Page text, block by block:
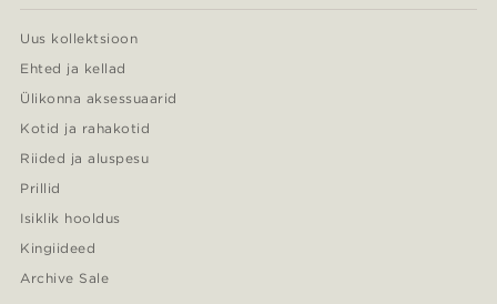
Uus kollektsioon
Ehted ja kellad
Ülikonna aksessuaarid
Kotid ja rahakotid
Riided ja aluspesu
Prillid
Isiklik hooldus
Kingiideed
Archive Sale